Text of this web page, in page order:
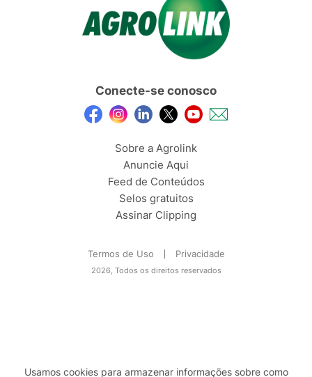
Conecte-se conosco
Sobre a Agrolink
Anuncie Aqui
Feed de Conteúdos
Selos gratuitos
Assinar Clipping
Termos de Uso Privacidade
2026, Todos os direitos reservados
Usamos cookies para armazenar informações sobre como